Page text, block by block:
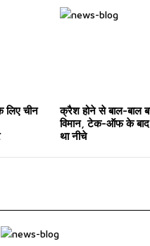
क्रैश होने से बाल-बाल
विमान, टेक-ऑफ के
था नीचे